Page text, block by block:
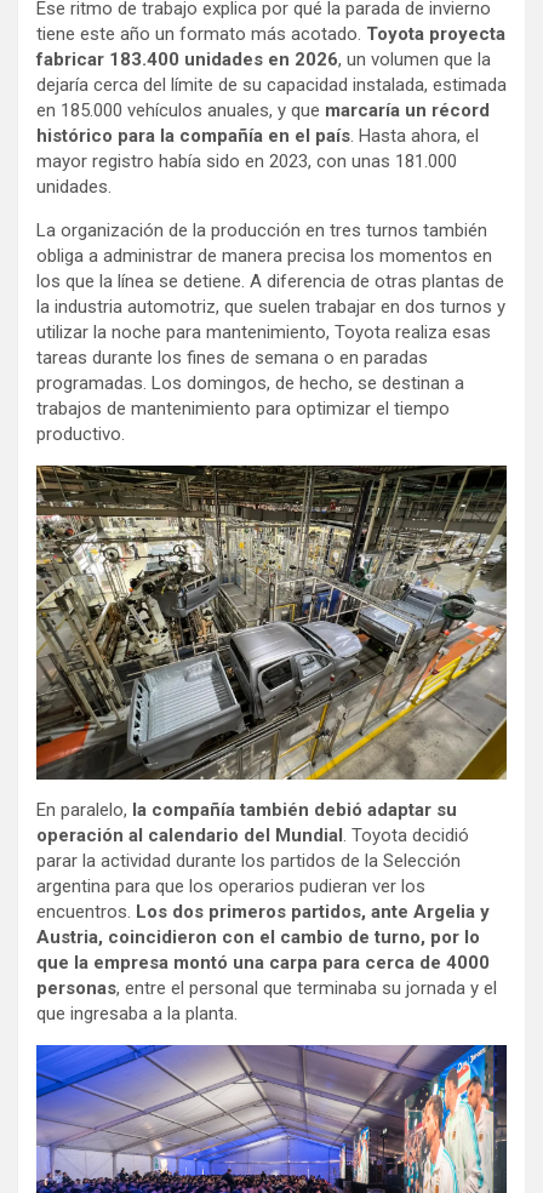
Ese ritmo de trabajo explica por qué la parada de invierno
tiene este año un formato más acotado. Toyota proyecta
fabricar 183.400 unidades en 2026, un volumen que la
dejaría cerca del límite de su capacidad instalada, estimada
en 185.000 vehículos anuales, y que marcaría un récord
histórico para la compañía en el país. Hasta ahora, el
mayor registro había sido en 2023, con unas 181.000
unidades.
La organización de la producción en tres turnos también
obliga a administrar de manera precisa los momentos en
los que la línea se detiene. A diferencia de otras plantas de
la industria automotriz, que suelen trabajar en dos turnos y
utilizar la noche para mantenimiento, Toyota realiza esas
tareas durante los fines de semana o en paradas
programadas. Los domingos, de hecho, se destinan a
trabajos de mantenimiento para optimizar el tiempo
productivo.
En paralelo, la compañía también debió adaptar su
operación al calendario del Mundial. Toyota decidió
parar la actividad durante los partidos de la Selección
argentina para que los operarios pudieran ver los
encuentros. Los dos primeros partidos, ante Argelia y
Austria, coincidieron con el cambio de turno, por lo
que la empresa montó una carpa para cerca de 4000
personas, entre el personal que terminaba su jornada y el
que ingresaba a la planta.